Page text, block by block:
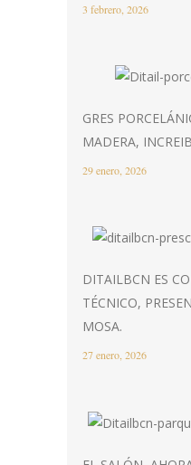
3 febrero, 2026
GRES
MADERA,
29 enero, 2026
DITAILBCN ES
TÉCNICO,
MOSA.
27 enero, 2026